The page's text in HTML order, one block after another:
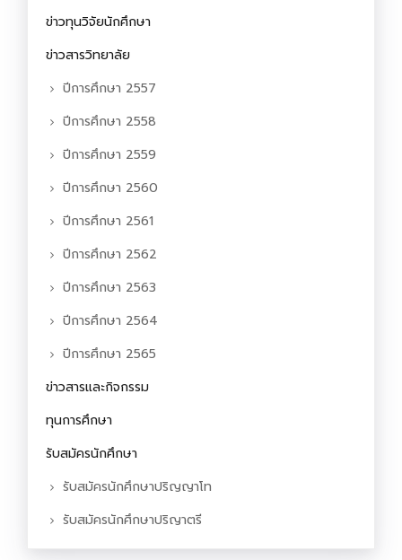
ข่าวทุนวิจัยนักศึกษา
ข่าวสารวิทยาลัย
ปีการศึกษา 2557
ปีการศึกษา 2558
ปีการศึกษา 2559
ปีการศึกษา 2560
ปีการศึกษา 2561
ปีการศึกษา 2562
ปีการศึกษา 2563
ปีการศึกษา 2564
ปีการศึกษา 2565
ข่าวสารและกิจกรรม
ทุนการศึกษา
รับสมัครนักศึกษา
รับสมัครนักศึกษาปริญญาโท
รับสมัครนักศึกษาปริญาตรี